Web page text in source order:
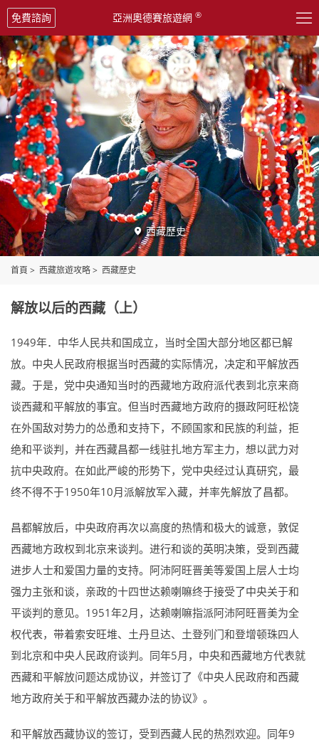

免費諮詢 亞洲奧德賽旅遊網 ®
 西藏歷史
首頁 > 西藏旅遊攻略> 西藏歷史
解放以后的西藏（上）
1949年．中华人民共和国成立，当时全国大部分地区都已解
放。中央人民政府根据当时西藏的实际情况，决定和平解放西
藏。于是，党中央通知当时的西藏地方政府派代表到北京来商
谈西藏和平解放的事宜。但当时西藏地方政府的摄政阿旺松饶
在外国敌对势力的怂恿和支持下，不顾国家和民族的利益，拒
绝和平谈判，并在西藏昌都一线驻扎地方军主力，想以武力对
抗中央政府。在如此严峻的形势下，党中央经过认真研究，最
终不得不于1950年10月派解放军入藏，并率先解放了昌都。
昌都解放后，中央政府再次以高度的热情和极大的诚意，敦促
西藏地方政权到北京来谈判。进行和谈的英明决策，受到西藏
进步人士和爱国力量的支持。阿沛阿旺晋美等爱国上层人士均
强力主张和谈，亲政的十四世达赖喇嘛终于接受了中央关于和
平谈判的意见。1951年2月，达赖喇嘛指派阿沛阿旺晋美为全
权代表，带着索安旺堆、土丹旦达、土登列门和登增顿珠四人
到北京和中央人民政府谈判。同年5月，中央和西藏地方代表就
西藏和平解放问题达成协议，并签订了《中央人民政府和西藏
地方政府关于和平解放西藏办法的协议》。
和平解放西藏协议的签订，受到西藏人民的热烈欢迎。同年9